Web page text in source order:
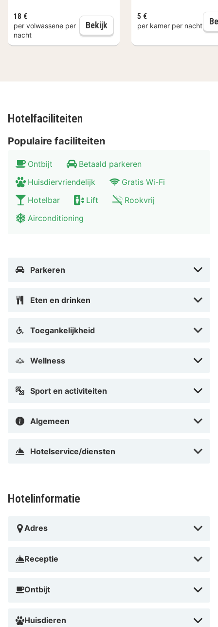
18 €
per volwassene per
nacht
Bekijk Dagelijks ontbijt
5 €
per kamer per nacht
Hotelfaciliteiten
Populaire faciliteiten
Ontbijt
Betaald parkeren
Huisdiervriendelijk
Gratis Wi-Fi
Hotelbar
Lift
Rookvrij
Airconditioning
Parkeren
Eten en drinken
Toegankelijkheid
Wellness
Sport en activiteiten
Algemeen
Hotelservice/diensten
Hotelinformatie
Adres
Receptie
Ontbijt
Huisdieren